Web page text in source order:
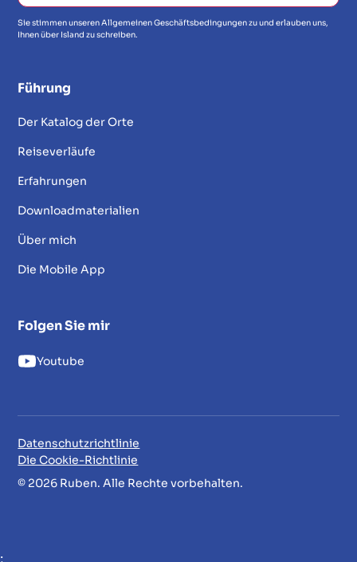
Sie stimmen unseren Allgemeinen Geschäftsbedingungen zu und erlauben uns,
Ihnen über Island zu schreiben.
Führung
Der Katalog der Orte
Reiseverläufe
Erfahrungen
Downloadmaterialien
Über mich
Die Mobile App
Folgen Sie mir
Youtube
© 2026 Ruben. Alle Rechte vorbehalten.
Datenschutzrichtlinie
Die Cookie-Richtlinie
;